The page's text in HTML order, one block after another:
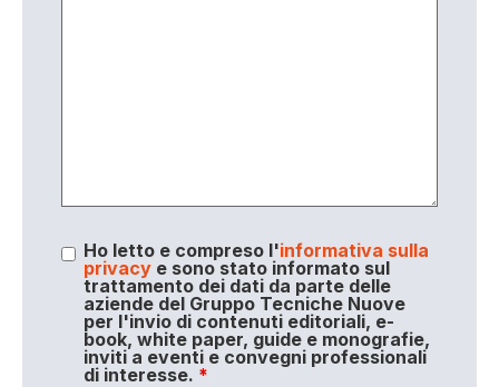
Ho letto e compreso l'informativa sulla
privacye sono stato informato sul
trattamento dei dati da parte delle
aziende del Gruppo Tecniche Nuove
per l'invio di contenuti editoriali, e-
book, white paper, guide e monografie,
inviti a eventi e convegni professionali
di interesse. *